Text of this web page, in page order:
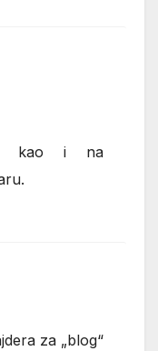
kao i na
za „blog“